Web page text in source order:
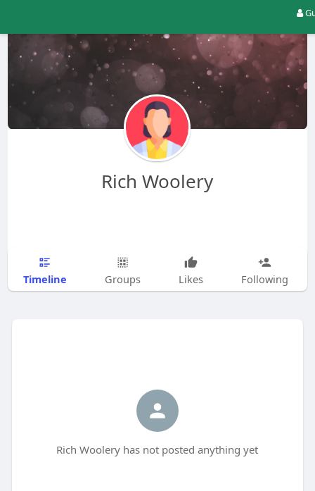
Rich Woolery
Timeline Groups Likes Following
Rich Woolery has not posted anything yet